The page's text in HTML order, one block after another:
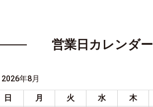
営業日カレンダー
2026年8月
日 月 火 水 木